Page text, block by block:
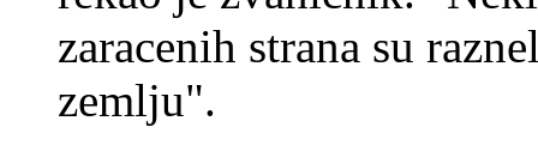
zaracenih strana su
zemlju".